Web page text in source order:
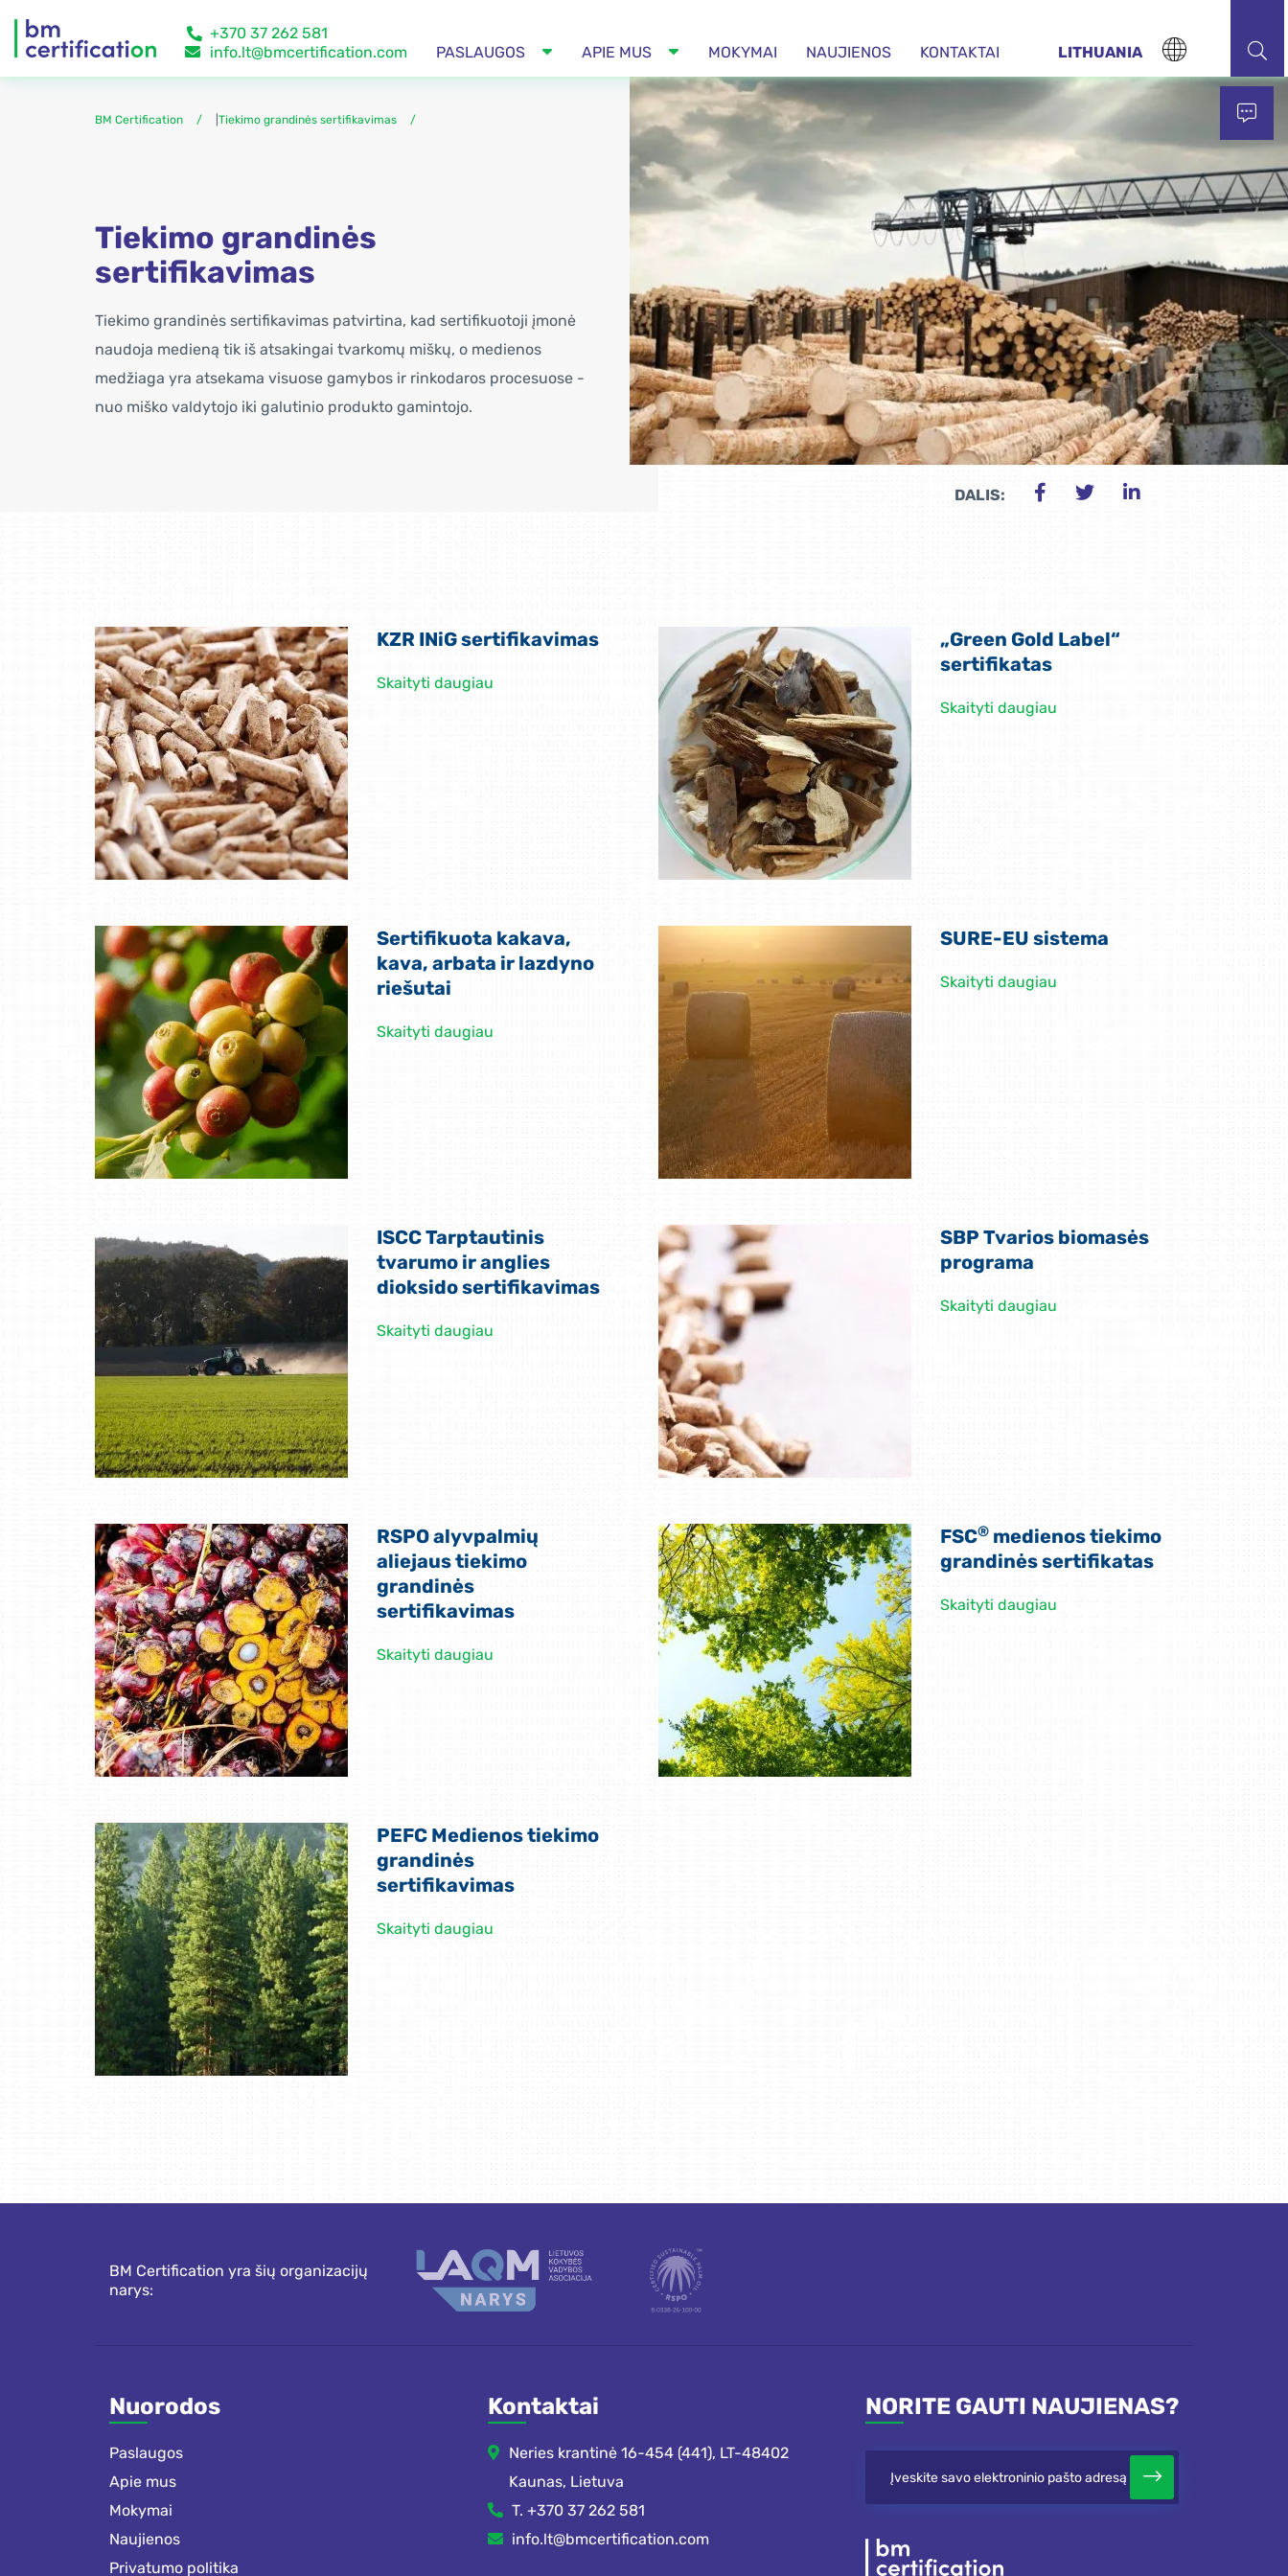
+370 37 262 581
info.lt@bmcertification.com
PASLAUGOS APIE MUS MOKYMAI NAUJIENOS KONTAKTAI LITHUANIA
BM Certification Tiekimo grandinės sertifikavimas
Tiekimo grandinės
sertifikavimas
Tiekimo grandinės sertifikavimas patvirtina, kad sertifikuotoji įmonė
naudoja medieną tik iš atsakingai tvarkomų miškų, o medienos
medžiaga yra atsekama visuose gamybos ir rinkodaros procesuose -
nuo miško valdytojo iki galutinio produkto gamintojo.
DALIS:
KZR INiG sertifikavimas
Skaityti daugiau
„Green Gold Label“
sertifikatas
Skaityti daugiau
Sertifikuota kakava,
kava, arbata ir lazdyno
riešutai
Skaityti daugiau
SURE-EU sistema
Skaityti daugiau
ISCC Tarptautinis
tvarumo ir anglies
dioksido sertifikavimas
Skaityti daugiau
SBP Tvarios biomasės
programa
Skaityti daugiau
RSPO alyvpalmių
aliejaus tiekimo
grandinės
sertifikavimas
Skaityti daugiau
FSC® medienos tiekimo
grandinės sertifikatas
Skaityti daugiau
PEFC Medienos tiekimo
grandinės
sertifikavimas
Skaityti daugiau
BM Certification yra šių organizacijų
narys:
Nuorodos
Paslaugos
Apie mus
Mokymai
Naujienos
Privatumo politika
Kontaktai
Neries krantinė 16-454 (441), LT-48402
Kaunas, Lietuva
T. +370 37 262 581
info.lt@bmcertification.com
NORITE GAUTI NAUJIENAS?